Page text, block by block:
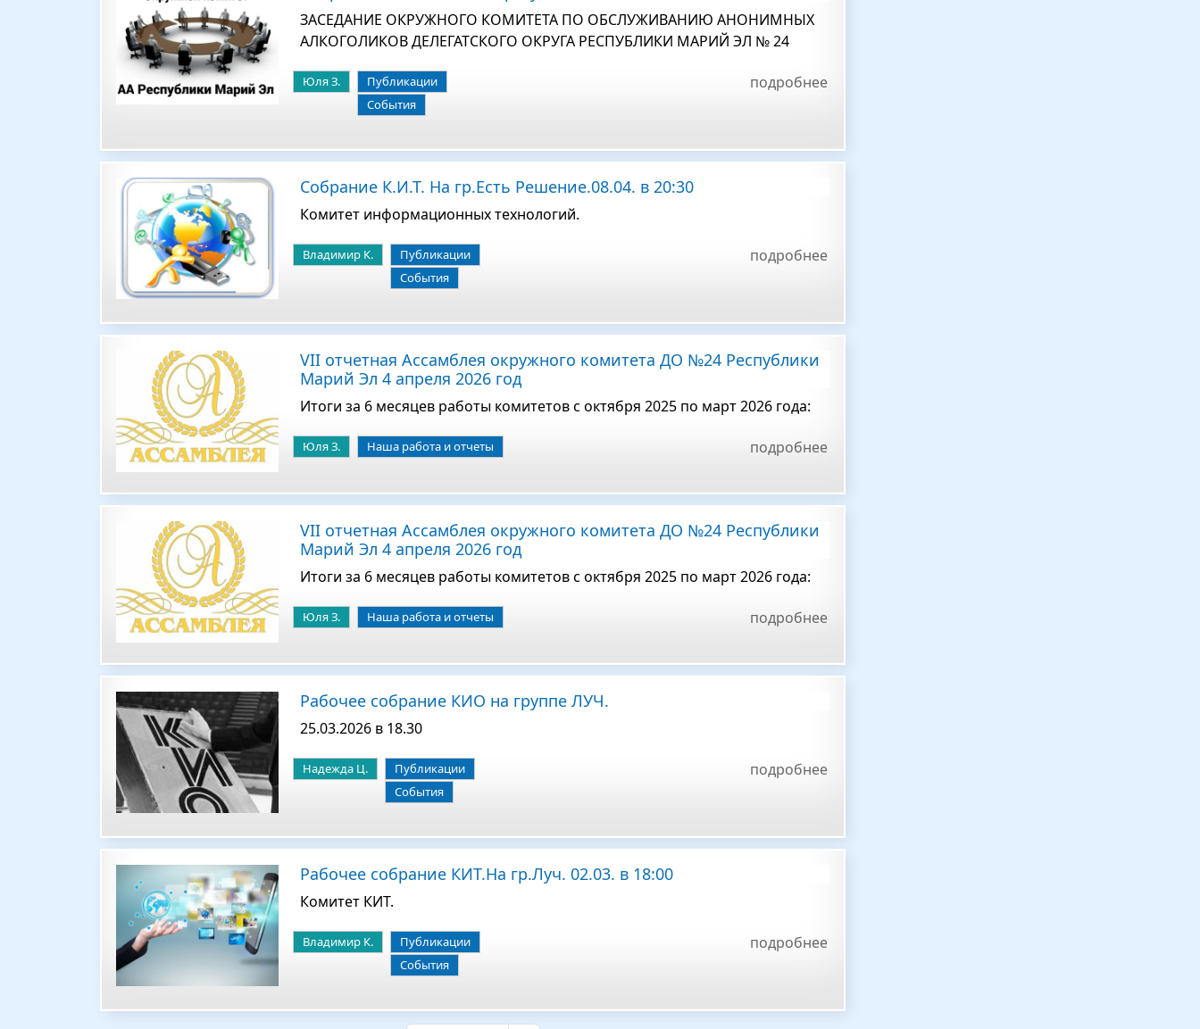
ЗАСЕДАНИЕ ОКРУЖНОГО КОМИТЕТА ПО ОБСЛУЖИВАНИЮ АНОНИМНЫХ
АЛКОГОЛИКОВ ДЕЛЕГАТСКОГО ОКРУГА РЕСПУБЛИКИ МАРИЙ ЭЛ № 24
Юля З.
Публикации
События
подробнее
Собрание К.И.Т. На гр.Есть Решение.08.04. в 20:30
Комитет информационных технологий.
Владимир К.
Публикации
События
подробнее
VII отчетная Ассамблея окружного комитета ДО №24 Республики
Марий Эл 4 апреля 2026 год
Итоги за 6 месяцев работы комитетов с октября 2025 по март 2026 года:
Юля З. Наша работа и отчеты подробнее
VII отчетная Ассамблея окружного комитета ДО №24 Республики
Марий Эл 4 апреля 2026 год
Итоги за 6 месяцев работы комитетов с октября 2025 по март 2026 года:
Юля З. Наша работа и отчеты подробнее
Рабочее собрание КИО на группе ЛУЧ.
25.03.2026 в 18.30
Надежда Ц.
Публикации
События
подробнее
Рабочее собрание КИТ.На гр.Луч. 02.03. в 18:00
Комитет КИТ.
Владимир К.
Публикации
События
подробнее